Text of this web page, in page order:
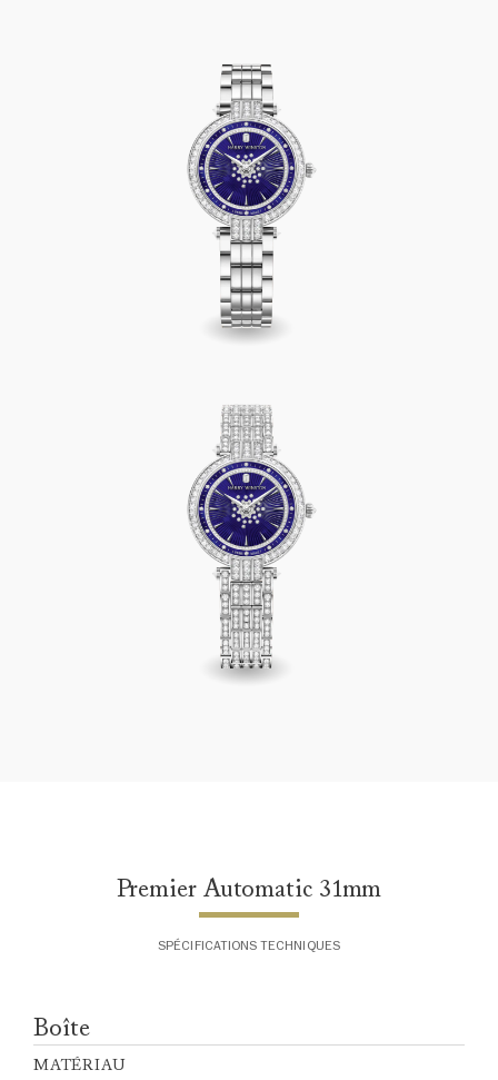
Premier Automatic 31mm
SPÉCIFICATIONS TECHNIQUES
Boîte
MATÉRIAU